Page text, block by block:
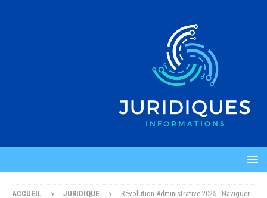
ACCUEIL JURIDIQUE
Révolution Administrative 2025 : Naviguer